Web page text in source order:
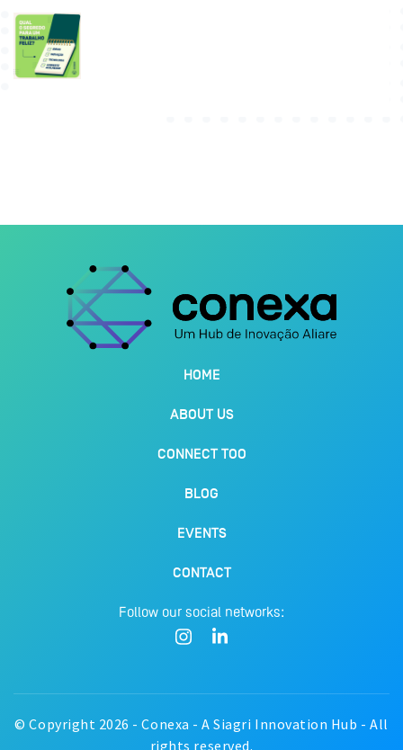
HOME
ABOUT US
CONNECT TOO
BLOG
EVENTS
CONTACT
Follow our social networks:
© Copyright 2026 - Conexa - A Siagri Innovation Hub - All
rights reserved.